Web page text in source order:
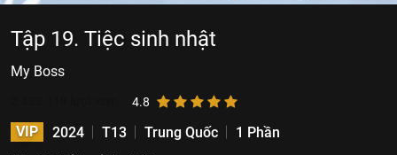
Tập 19. Tiệc sinh nhật
My Boss
4.8
VIP 2024 T13 Trung Quốc
1 Phần